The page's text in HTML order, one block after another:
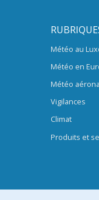
Météo au
Météo en
Météo
Vigilances
Climat
Produits et